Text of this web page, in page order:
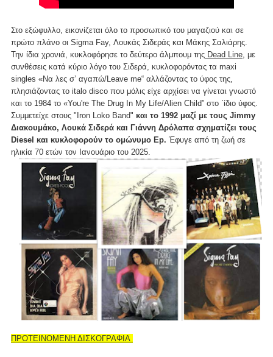
Στο εξώφυλλο, εικονίζεται όλο το προσωπικό του μαγαζιού και σε
πρώτο πλάνο οι Sigma Fay, Λουκάς Σιδεράς και Μάκης Σαλιάρης.
Την ίδια χρονιά, κυκλοφόρησε το δεύτερο άλμπουμ της Dead Line , με
συνθέσεις κατά κύριο λόγο του Σιδερά, κυκλοφορόντας τα maxi
singles «Να λες σ’ αγαπώ/Leave me“ αλλάζοντας το ύφος της,
πλησιάζοντας το italo disco που μόλις είχε αρχίσει να γίνεται γνωστό
και το 1984 το «You're The Drug In My Life/Alien Child” στο ΄ίδιο ύφος.
Συμμετείχε στους "Iron Loko Band" και το 1992 μαζί με τους Jimmy
Διακουμάκο, Λουκά Σιδερά και Γιάννη Δρόλαπα σχηματίζει τους
Diesel και κυκλοφορούν το ομώνυμο Ep. Έφυγε από τη ζωή σε
ηλικία 70 ετών τον Ιανουάριο του 2025.
ΠΡΟΤΕΙΝΟΜΕΝΗ ΔΙΣΚΟΓΡΑΦΙΑ